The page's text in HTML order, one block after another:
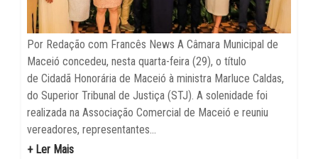
Por Redação com Francês News A Câmara Municipal de
Maceió concedeu, nesta quarta-feira (29), o título
de Cidadã Honorária de Maceió à ministra Marluce Caldas,
do Superior Tribunal de Justiça (STJ). A solenidade foi
realizada na Associação Comercial de Maceió e reuniu
vereadores, representantes...
+ Ler Mais